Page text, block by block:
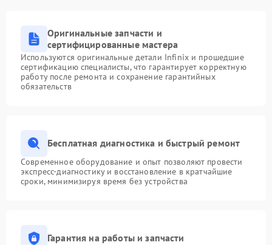
Оригинальные запчасти и
сертифицированные мастера
Используются оригинальные детали Infinix и прошедшие
сертификацию специалисты, что гарантирует корректную
работу после ремонта и сохранение гарантийных
обязательств
Бесплатная диагностика и быстрый ремонт
Современное оборудование и опыт позволяют провести
экспресс-диагностику и восстановление в кратчайшие
сроки, минимизируя время без устройства
Гарантия на работы и запчасти